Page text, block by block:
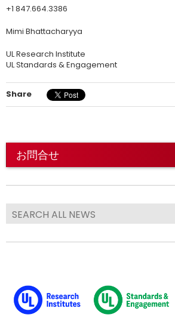
+1 847.664.3386
Mimi Bhattacharyya
UL Research Institute
UL Standards & Engagement
Share
お問合せ